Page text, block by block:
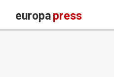
europapress